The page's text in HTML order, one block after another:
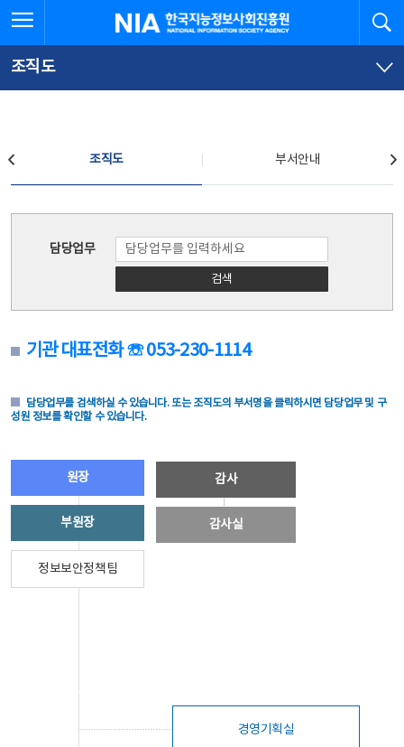
문
로
가
체
뉴
바
가
한국지능정보사회진흥원
조직도
조직도 부서안내
담당업무
검색
기관 대표전화 ☏ 053-230-1114
담당업무를 검색하실 수 있습니다. 또는 조직도의 부서명을 클릭하시면 담당업무 및 구
성원 정보를 확인할 수 있습니다.
원장
부원장
정보보안정책팀
감사
감사실
경영기획실